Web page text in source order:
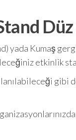
yada Kumaş
etkinlik